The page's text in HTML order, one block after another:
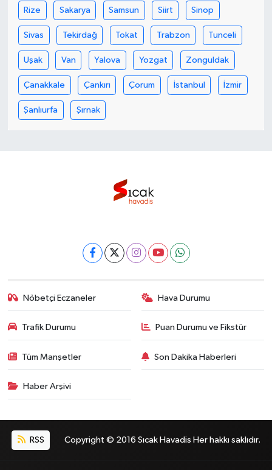
Rize Sakarya Samsun Siirt Sinop
Sivas Tekirdağ Tokat Trabzon Tunceli
Uşak Van Yalova Yozgat Zonguldak
Çanakkale Çankırı Çorum İstanbul İzmir
Şanlıurfa Şırnak
Nöbetçi Eczaneler Hava Durumu
Trafik Durumu Puan Durumu ve Fikstür
Tüm Manşetler Son Dakika Haberleri
Haber Arşivi
RSS Copyright © 2016 Sıcak Havadis Her hakkı saklıdır.